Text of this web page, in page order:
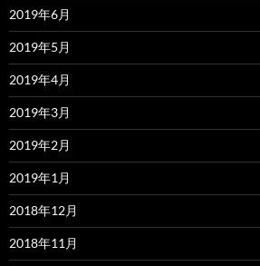
2019年6月
2019年5月
2019年4月
2019年3月
2019年2月
2019年1月
2018年12月
2018年11月